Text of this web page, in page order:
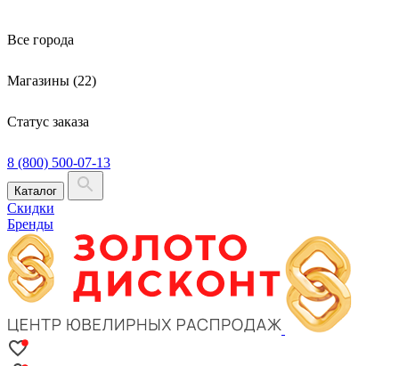
Все города
Магазины (22)
Статус заказа
8 (800) 500-07-13
Каталог
Скидки
Бренды